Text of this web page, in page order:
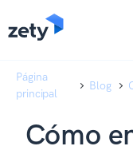
Página
principal
Blog
Cómo